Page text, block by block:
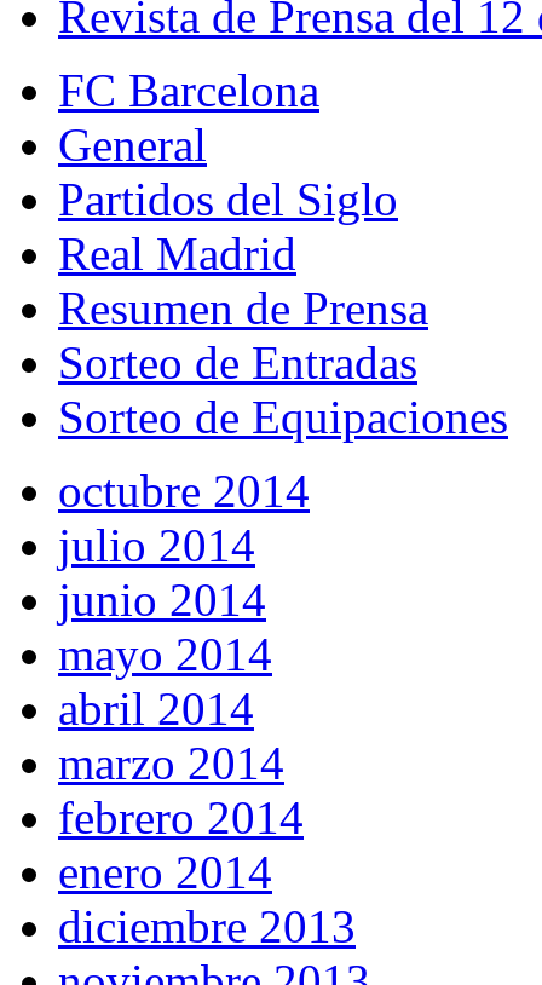
Revista de Prensa del
FC Barcelona
General
Partidos del Siglo
Real Madrid
Resumen de Prensa
Sorteo de Entradas
Sorteo de Equipaciones
octubre 2014
julio 2014
junio 2014
mayo 2014
abril 2014
marzo 2014
febrero 2014
enero 2014
diciembre 2013